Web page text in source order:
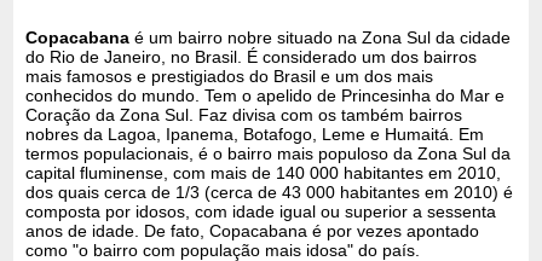
Copacabana é um bairro nobre situado na Zona Sul da cidade
do Rio de Janeiro, no Brasil. É considerado um dos bairros
mais famosos e prestigiados do Brasil e um dos mais
conhecidos do mundo. Tem o apelido de Princesinha do Mar e
Coração da Zona Sul. Faz divisa com os também bairros
nobres da Lagoa, Ipanema, Botafogo, Leme e Humaitá. Em
termos populacionais, é o bairro mais populoso da Zona Sul da
capital fluminense, com mais de 140 000 habitantes em 2010,
dos quais cerca de 1/3 (cerca de 43 000 habitantes em 2010) é
composta por idosos, com idade igual ou superior a sessenta
anos de idade. De fato, Copacabana é por vezes apontado
como "o bairro com população mais idosa" do país.